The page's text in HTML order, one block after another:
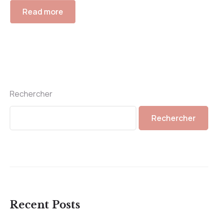
Read more
Rechercher
Rechercher
Recent Posts